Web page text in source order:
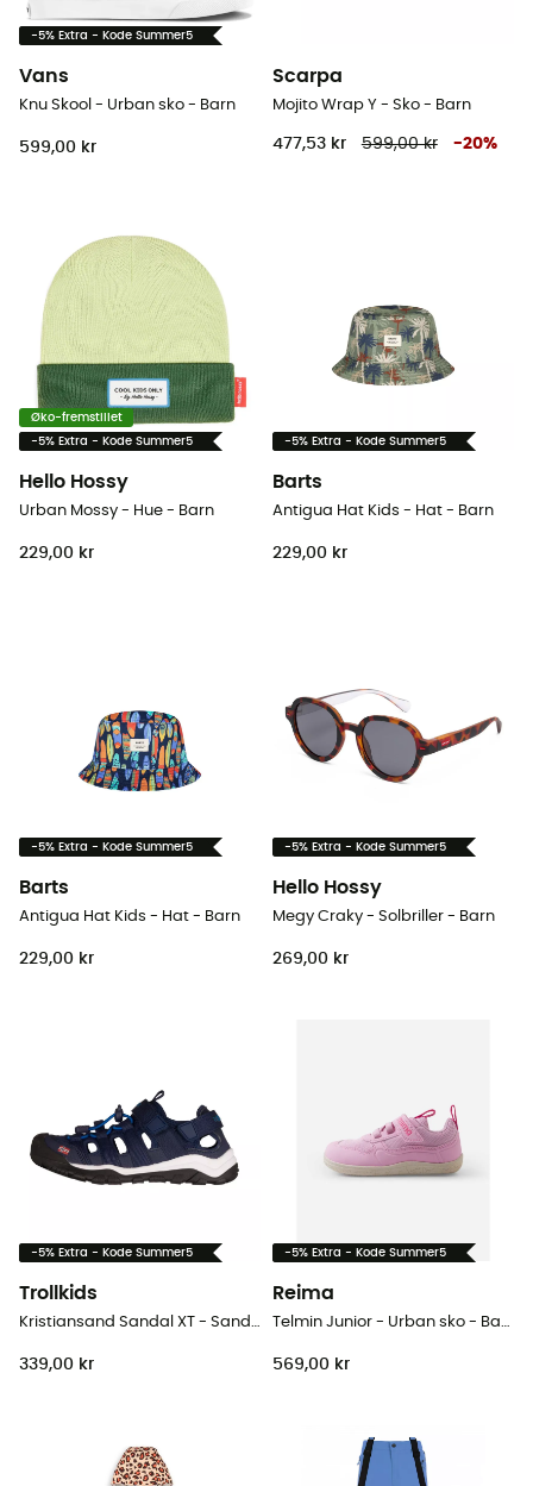
-5% Extra - Kode Summer5
Vans
Knu Skool - Urban sko - Barn
599,00 kr
Scarpa
Mojito Wrap Y - Sko - Barn
477,53 kr 599,00 kr -20%
Øko-fremstillet
-5% Extra - Kode Summer5
Hello Hossy
Urban Mossy - Hue - Barn
229,00 kr
-5% Extra - Kode Summer5
Barts
Antigua Hat Kids - Hat - Barn
229,00 kr
-5% Extra - Kode Summer5
Barts
Antigua Hat Kids - Hat - Barn
229,00 kr
-5% Extra - Kode Summer5
Hello Hossy
Megy Craky - Solbriller - Barn
269,00 kr
-5% Extra - Kode Summer5
Trollkids
Kristiansand Sandal XT - Sandaler - Barn
339,00 kr
-5% Extra - Kode Summer5
Reima
Telmin Junior - Urban sko - Barn
569,00 kr